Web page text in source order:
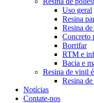
Uso geral
Resina
Resina
Concreto
Borrifar
RTM e
Bacia e
Resina de vinil
Resina
Notícias
Contate-nos